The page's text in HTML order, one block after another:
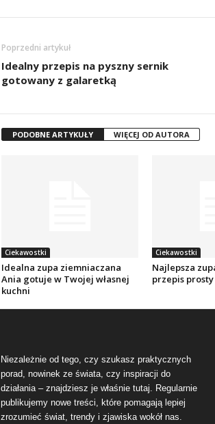
Poprzedni artykuł
Idealny przepis na pyszny sernik
gotowany z galaretką
PODOBNE ARTYKUŁY WIĘCEJ OD AUTORA
Ciekawostki
Idealna zupa ziemniaczana
Ania gotuje w Twojej własnej
kuchni
Ciekawostki
Najlepsza
przepis
Niezależnie od tego, czy szukasz praktycznych
porad, nowinek ze świata, czy inspiracji do
działania – znajdziesz je właśnie tutaj. Regularnie
publikujemy nowe treści, które pomagają lepiej
zrozumieć świat, trendy i zjawiska wokół nas.